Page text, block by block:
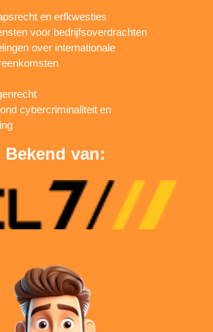
en erfkwesties
voor bedrijfsoverdrachten
over internationale
cybercriminaliteit en
Bekend van: